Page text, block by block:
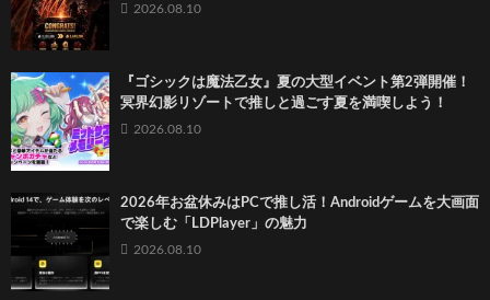
2026.08.10
『ゴシックは魔法乙女』夏の大型イベント第2弾開催！
冥界幻影リゾートで推しと過ごす夏を満喫しよう！
2026.08.10
2026年お盆休みはPCで推し活！Androidゲームを大画面
で楽しむ「LDPlayer」の魅力
2026.08.10